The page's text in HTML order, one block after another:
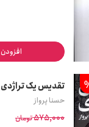
تقدیس یک تراژدی
حسنا پرواز
575,000تومان